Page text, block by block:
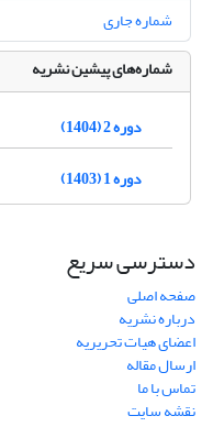
شماره جاری
شماره‌های پیشین نشریه
دوره 2 (1404)
دوره 1 (1403)
دسترسی سریع
صفحه اصلی
درباره نشریه
اعضای هیات تحریریه
ارسال مقاله
تماس با ما
نقشه سایت